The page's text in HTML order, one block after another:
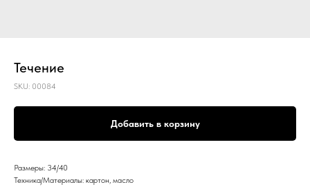
Течение
SKU: 00084
Добавить в корзину
Размеры: 34/40
Техника/Материалы: картон, масло